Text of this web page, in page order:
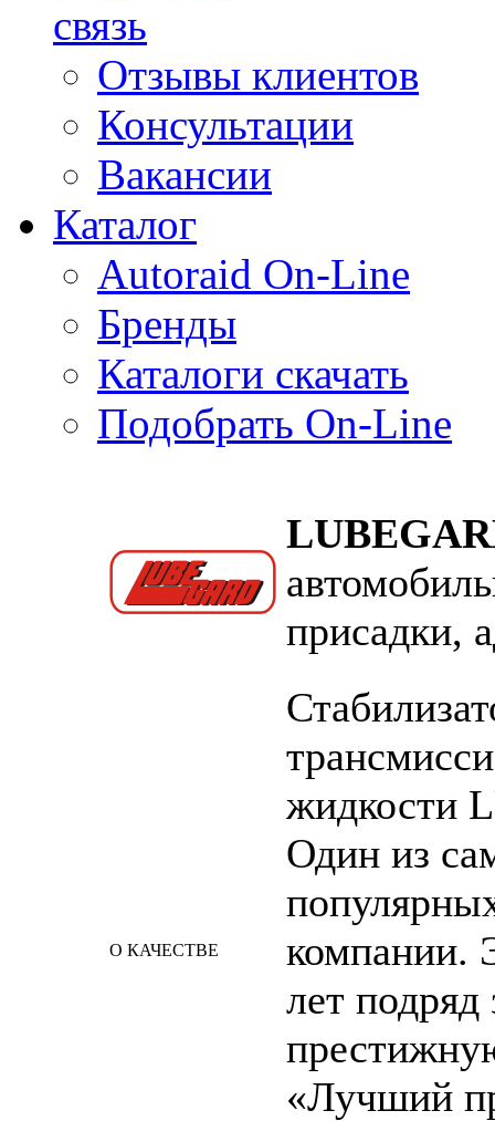
связь
Отзывы клиентов
Консультации
Вакансии
Каталог
Autoraid On-Line
Бренды
Каталоги скачать
Подобрать On-Line
присадки,
О КАЧЕСТВЕ
жидкости
Один из
компании.
лет подряд
«Лучший